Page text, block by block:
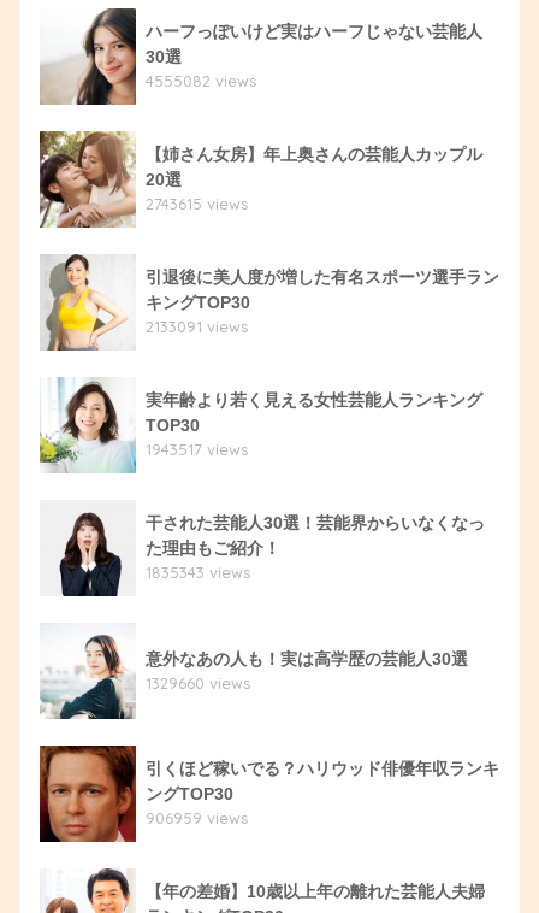
ハーフっぽいけど実はハーフじゃない芸能人
30選
4555082 views
【姉さん女房】年上奥さんの芸能人カップル
20選
2743615 views
引退後に美人度が増した有名スポーツ選手ラン
キングTOP30
2133091 views
実年齢より若く見える女性芸能人ランキング
TOP30
1943517 views
干された芸能人30選！芸能界からいなくなっ
た理由もご紹介！
1835343 views
意外なあの人も！実は高学歴の芸能人30選
1329660 views
引くほど稼いでる？ハリウッド俳優年収ランキ
ングTOP30
906959 views
【年の差婚】10歳以上年の離れた芸能人夫婦